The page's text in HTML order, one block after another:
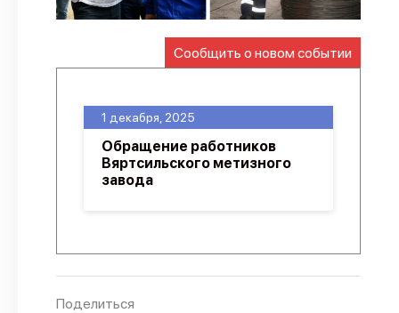
Справочник
API
О проекте
Сообщить о новом событии
1 декабря, 2025
Обращение работников
Вяртсильского метизного
завода
Поделиться